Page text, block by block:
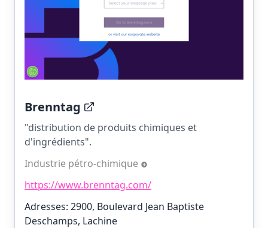
Brenntag
"distribution de produits chimiques et
d'ingrédients".
Industrie pétro-chimique
https://www.brenntag.com/
Adresses: 2900, Boulevard Jean Baptiste
Deschamps, Lachine